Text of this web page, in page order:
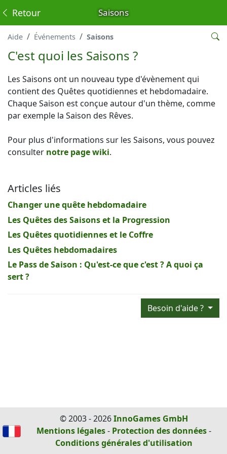
Saisons
Retour
Aide Événements Saisons
C'est quoi les Saisons ?
Les Saisons ont un nouveau type d'évènement qui
contient des Quêtes quotidiennes et hebdomadaire.
Chaque Saison est conçue autour d'un thème, comme
par exemple la Saison des Rêves.
Pour plus d'informations sur les Saisons, vous pouvez
consulter notre page wiki.
Articles liés
Changer une quête hebdomadaire
Les Quêtes des Saisons et la Progression
Les Quêtes quotidiennes et le Coffre
Les Quêtes hebdomadaires
Le Pass de Saison : Qu'est-ce que c'est ? A quoi ça
sert ?
Besoin d'aide ?
© 2003 - 2026InnoGames GmbH
Mentions légales- Protection des données-
Conditions générales d'utilisation